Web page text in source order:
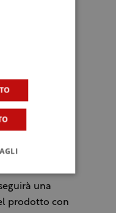
a chiunque
questa
in provincia
del
una
prodotto con